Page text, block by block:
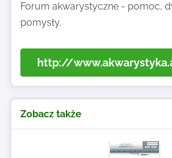
Najnowsze
Kontakt
Forum akwarystyczne - pomoc,
pomysły.
http://
Zobacz także